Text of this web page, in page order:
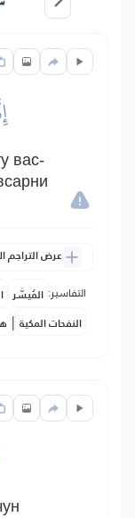
вас-
عرض التراجم
التفاسير: المُيسَّر
النفحات المكية |